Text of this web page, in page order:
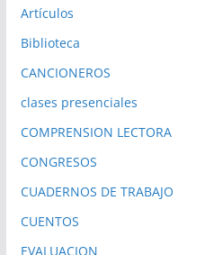
Artículos
Biblioteca
CANCIONEROS
clases presenciales
COMPRENSION LECTORA
CONGRESOS
CUADERNOS DE TRABAJO
CUENTOS
EVALUACION